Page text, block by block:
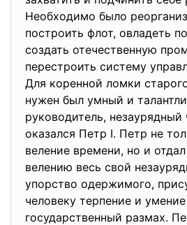
Необходимо было
построить флот, овладеть
создать отечественную
перестроить систему
Для коренной ломки
нужен был умный и
руководитель,
оказался Петр I. Петр не
веление времени, но и
велению весь свой
упорство одержимого,
человеку терпение и
государственный размах.